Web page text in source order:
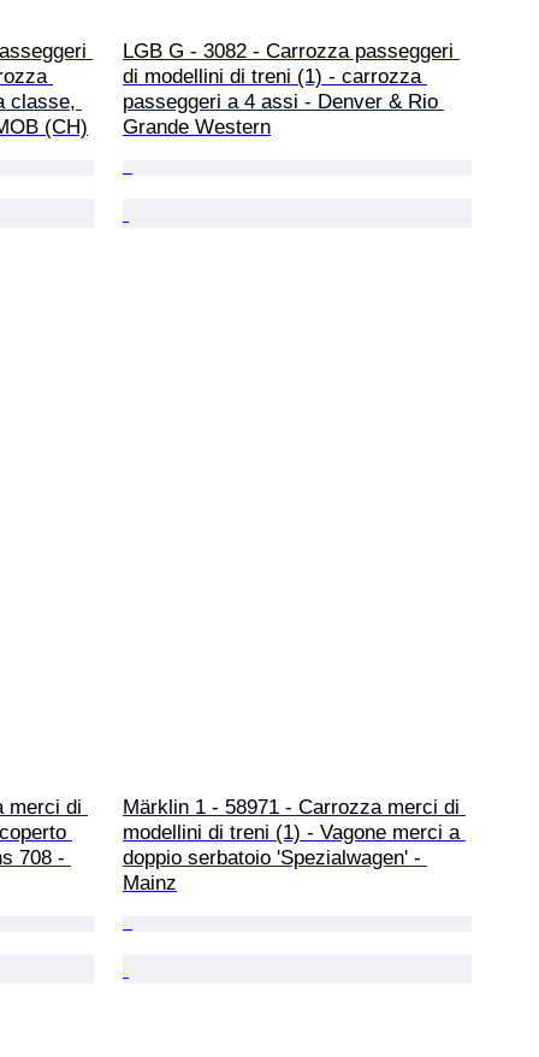
classe,
(CH)
LGB G - 3082 - Carrozza passeggeri
di modellini di treni (1) - carrozza
passeggeri a 4 assi - Denver & Rio
Grande Western
merci di
708 -
Märklin 1 - 58971 - Carrozza merci di
modellini di treni (1) - Vagone merci a
doppio serbatoio 'Spezialwagen' -
Mainz